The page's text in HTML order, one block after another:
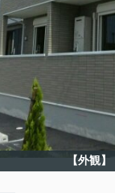
【外観】